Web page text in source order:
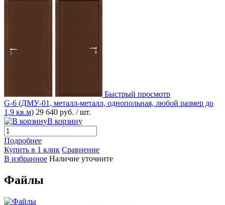
Быстрый просмотр
G-6 (ДМУ-01, металл-металл, однопольная, любой размер до
1,9 кв.м) 29 640 руб. / шт.
В корзину
Подробнее
Купить в 1 клик Сравнение
В избранное Наличие уточните
Файлы